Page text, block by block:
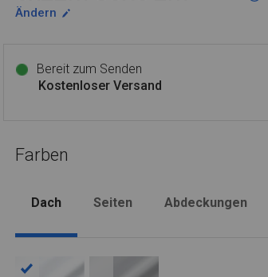
Ändern
Bereit zum Senden
Kostenloser Versand
Farben
Dach Seiten Abdeckungen